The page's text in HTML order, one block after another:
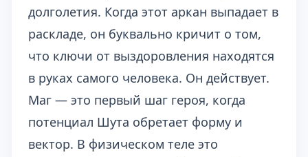
долголетия. Когда этот аркан выпадает в
раскладе, он буквально кричит о том,
что ключи от выздоровления находятся
в руках самого человека. Он действует.
Маг — это первый шаг героя, когда
потенциал Шута обретает форму и
вектор. В физическом теле это